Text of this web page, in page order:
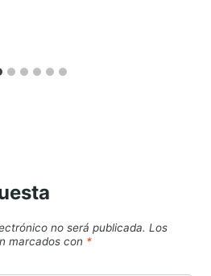
no será publicada. Los
marcados con *